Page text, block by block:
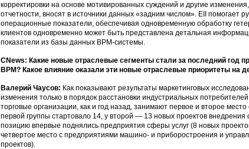
корректировки на основе мотивированных суждений и другие
отчетности, вносят в источники данных «задним числом». EII помогает
операционные показатели, обеспечивая одновременную обработку
клиентов одновременно может быть представлена детальная
показатели из базы данных BPM-системы.
CNews: Какие новые отраслевые сегменты стали за последний год
ВРМ? Какое влияние оказали эти новые отраслевые приоритеты на
Валерий Чаусов: Как показывают результаты маркетинговых
изменения только в порядок расстановки индустриальных
торговые организации, как и год назад, занимают первое и второе
первой группы стартовало 14, у второй — 13 новых проектов
позицию впервые поднялись предприятия сферы услуг (8 новых
четвертое место с предприятиями машино- и приборостроения и
проектов).